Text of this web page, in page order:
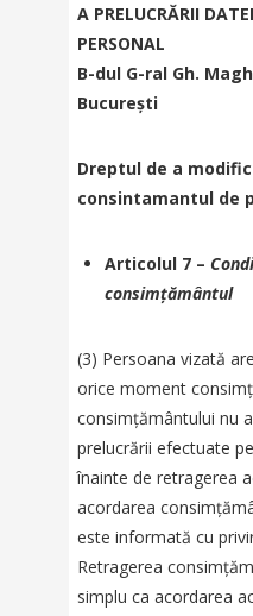
A PRELUCRĂRII
PERSONAL
B-dul G-ral Gh.
Bucureşti
Dreptul de a
consintamantul de
Articolul 7 –
consimțământul
(3) Persoana vizată
orice moment
consimțământului nu
prelucrării efectuate
înainte de retragerea
acordarea
este informată cu
Retragerea
simplu ca acordarea